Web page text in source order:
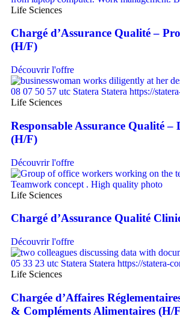
Life Sciences
Chargé d’Assurance Qualité –
(H/F)
Découvrir l'offre
Life Sciences
Responsable Assurance Qualité
(H/F)
Découvrir l'offre
Life Sciences
Chargé d’Assurance Qualité
Découvrir l'offre
Life Sciences
Chargée d’Affaires
& Compléments Alimentaires (H/